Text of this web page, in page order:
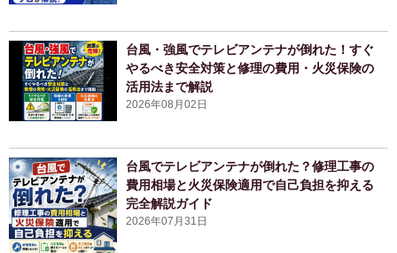
台風・強風でテレビアンテナが倒れた！すぐ
やるべき安全対策と修理の費用・火災保険の
活用法まで解説
2026年08月02日
台風でテレビアンテナが倒れた？修理工事の
費用相場と火災保険適用で自己負担を抑える
完全解説ガイド
2026年07月31日